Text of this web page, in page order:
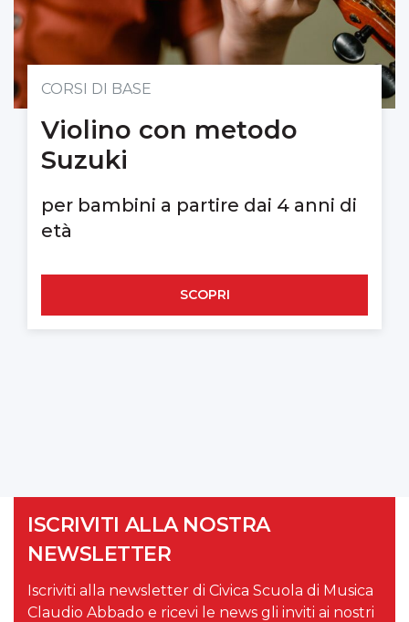
CORSI DI BASE
Violino con metodo
Suzuki
per bambini a partire dai 4 anni di
età
SCOPRI
ISCRIVITI ALLA NOSTRA
NEWSLETTER
Iscriviti alla newsletter di Civica Scuola di Musica
Claudio Abbado e ricevi le news gli inviti ai nostri